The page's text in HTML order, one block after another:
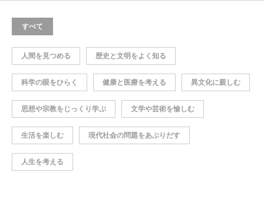
すべて
人間を見つめる 歴史と文明をよく知る
科学の眼をひらく 健康と医療を考える 異文化に親しむ
思想や宗教をじっくり学ぶ 文学や芸術を愉しむ
生活を楽しむ 現代社会の問題をあぶりだす
人生を考える